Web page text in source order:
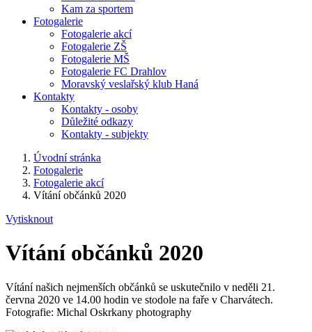
Kam za sportem
Fotogalerie
Fotogalerie akcí
Fotogalerie ZŠ
Fotogalerie MŠ
Fotogalerie FC Drahlov
Moravský veslařský klub Haná
Kontakty
Kontakty - osoby
Důležité odkazy
Kontakty - subjekty
Úvodní stránka
Fotogalerie
Fotogalerie akcí
Vítání občánků 2020
Vytisknout
Vítání občánků 2020
Vítání našich nejmenších občánků se uskutečnilo v neděli 21.
června 2020 ve 14.00 hodin ve stodole na faře v Charvátech.
Fotografie: Michal Oskrkany photography